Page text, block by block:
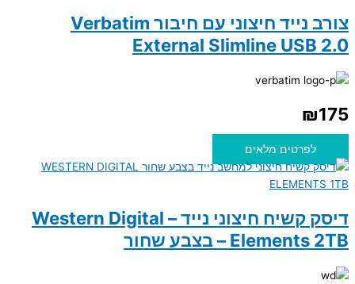
צורב נייד חיצוני עם חיבור Verbatim
External Slimline USB 2.0
₪175
לפרטים מלאים
דיסק קשיח חיצוני נייד – Western Digital
Elements 2TB – בצבע שחור